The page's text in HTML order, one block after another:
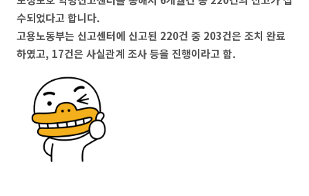
수되었다고 합니다.
고용노동부는 신고센터에 신고된 220건 중 203건은 조치 완료
하였고, 17건은 사실관계 조사 등을 진행이라고 함.